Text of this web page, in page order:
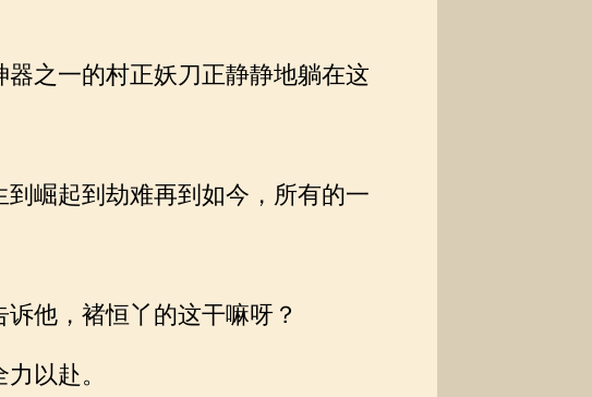
之一的村正妖刀正静静地躺在这
崛起到劫难再到如今，所有的一
他，褚恒丫的这干嘛呀？
以赴。